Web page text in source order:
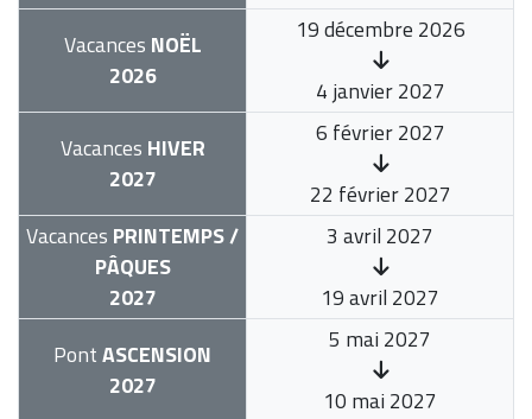
Vacances NOËL
2026
19 décembre 2026
4 janvier 2027
Vacances HIVER
2027
6 février 2027
22 février 2027
Vacances PRINTEMPS /
PÂQUES
2027
3 avril 2027
19 avril 2027
PontASCENSION
2027
5 mai 2027
10 mai 2027